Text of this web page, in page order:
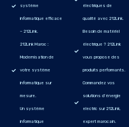
système
informatique efficace
– 212Link.
212Link Maroc :
Modernisation de
votre système
informatique sur
mesure.
Un système
informatique
électriques de
qualité avec 212Link.
Besoin de matériel
électrique ? 212Link
vous propose des
produits performants.
Commandez vos
solutions d’énergie
electric sur 212Link,
expert marocain.